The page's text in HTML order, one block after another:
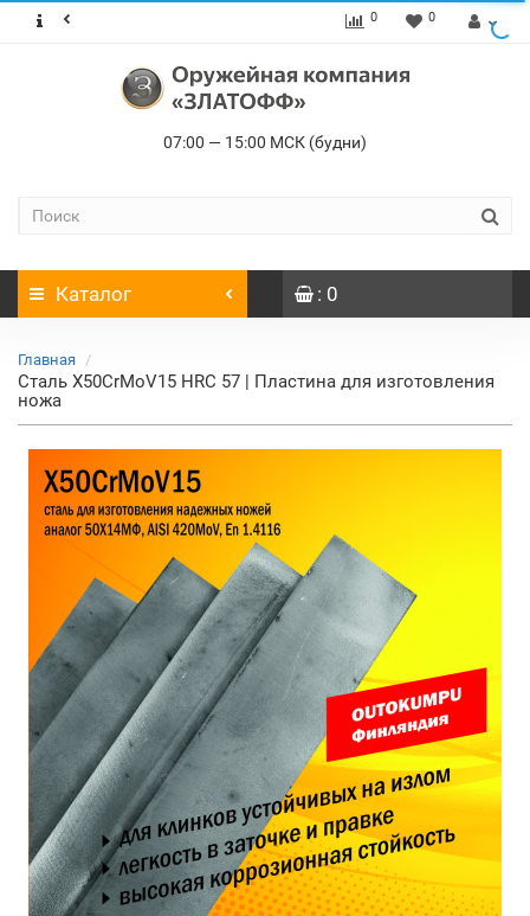
0 0
07:00 — 15:00 МСК (будни)
Каталог : 0
Главная
Сталь X50CrMoV15 HRC 57 | Пластина для изготовления
ножа